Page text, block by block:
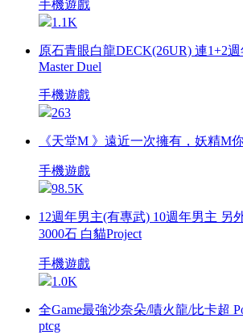
手機遊戲
1.1K
原石青眼白龍DECK(26UR) 連1+2
Master Duel
手機遊戲
263
《天堂M 》遠近一次擁有，妖精M
手機遊戲
98.5K
12週年男主(有專武) 10週年男主 另
3000石 白貓Project
手機遊戲
1.0K
全Game最強沙奈朵/嘖火龍/比卡超
ptcg